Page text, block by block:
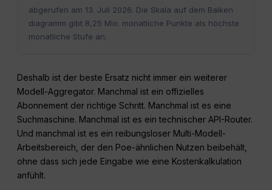
abgerufen am 13. Juli 2026. Die Skala auf dem Balken
diagramm gibt 8,25 Mio. monatliche Punkte als höchste
monatliche Stufe an.
Deshalb ist der beste Ersatz nicht immer ein weiterer
Modell-Aggregator. Manchmal ist ein offizielles
Abonnement der richtige Schritt. Manchmal ist es eine
Suchmaschine. Manchmal ist es ein technischer API-Router.
Und manchmal ist es ein reibungsloser Multi-Modell-
Arbeitsbereich, der den Poe-ähnlichen Nutzen beibehält,
ohne dass sich jede Eingabe wie eine Kostenkalkulation
anfühlt.